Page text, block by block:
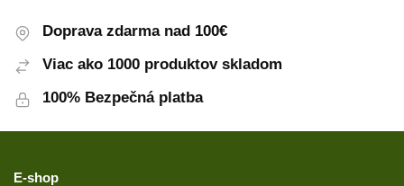
Doprava zdarma nad 100€
Viac ako 1000 produktov skladom
100% Bezpečná platba
E-shop